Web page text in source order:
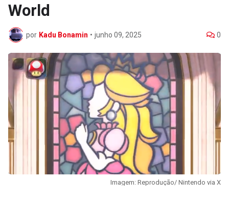
World
por Kadu Bonamin • junho 09, 2025 0
Imagem: Reprodução/ Nintendo via X